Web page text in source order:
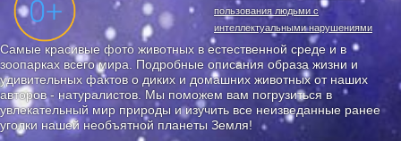
пользования людьми с
интеллектуальными нарушениями
Самые красивые фото животных в естественной среде и в
зоопарках всего мира. Подробные описания образа жизни и
удивительных фактов о диких и домашних животных от наших
авторов - натуралистов. Мы поможем вам погрузиться в
увлекательный мир природы и изучить все неизведанные ранее
уголки нашей необъятной планеты Земля!